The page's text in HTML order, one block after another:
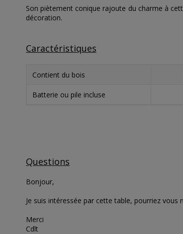
Son piètement conique rajoute du charme à
décoration.
Caractéristiques
Contient du bois
Batterie ou pile incluse
Questions
Bonjour,
Je suis intéressée par cette table, pourriez vous
Merci
Cdlt